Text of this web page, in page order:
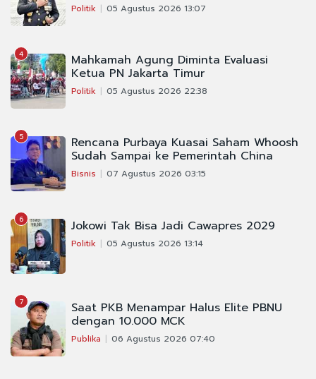
Politik 05 Agustus 2026 13:07
4 Mahkamah Agung Diminta Evaluasi
Ketua PN Jakarta Timur
Politik 05 Agustus 2026 22:38
5 Rencana Purbaya Kuasai Saham Whoosh
Sudah Sampai ke Pemerintah China
Bisnis 07 Agustus 2026 03:15
6 Jokowi Tak Bisa Jadi Cawapres 2029
Politik 05 Agustus 2026 13:14
7 Saat PKB Menampar Halus Elite PBNU
dengan 10.000 MCK
Publika 06 Agustus 2026 07:40